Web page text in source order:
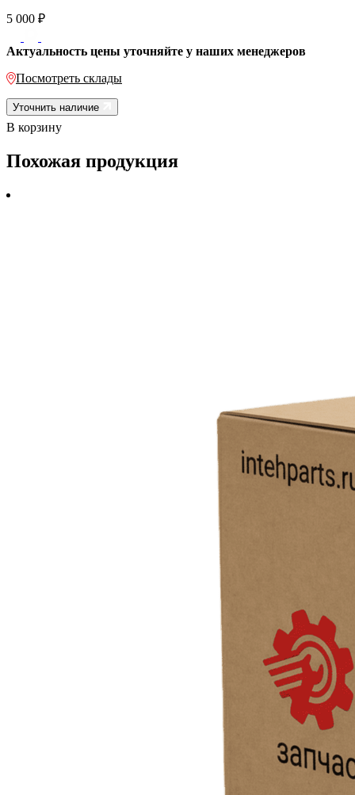
5 000 ₽
Актуальность цены уточняйте у наших менеджеров
Посмотреть склады
Уточнить наличие
В корзину
Похожая продукция